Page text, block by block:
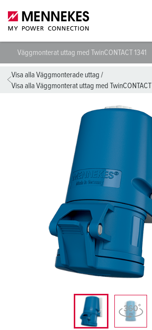
Väggmonterat uttag med TwinCONTACT 1341
Visa alla Väggmonterade uttag /
Visa alla Väggmonterat uttag med TwinCONTACT